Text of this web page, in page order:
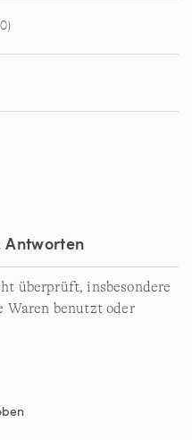
Antworten
überprüft, insbesondere
Waren benutzt oder